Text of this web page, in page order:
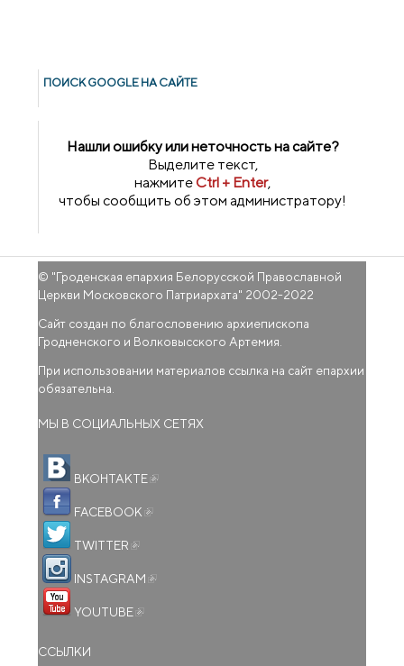
ПОИСК GOОGLE НА САЙТЕ
Нашли ошибку или неточность на сайте?
Выделите текст,
нажмитеCtrl + Enter,
чтобы сообщить об этом администратору!
© "Гроденская епархия Белорусской Православной
Церкви Московского Патриархата" 2002-2022
Сайт создан по благословению архиепископа
Гродненского и Волковысского Артемия.
При использовании материалов ссылка на сайт епархии
обязательна.
МЫ В СОЦИАЛЬНЫХ СЕТЯХ
ВКОНТАКТЕ
FACEBOOK
TWITTER
INSTAGRAM
YOUTUBE
ССЫЛКИ